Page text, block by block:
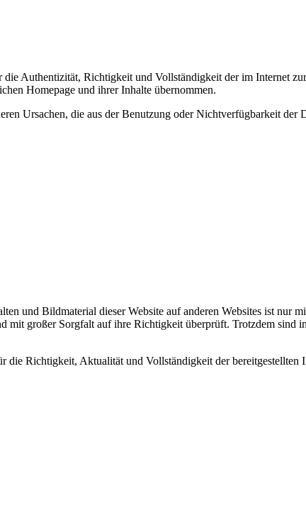
Authentizität, Richtigkeit und Vollständigkeit der im Internet
Homepage und ihrer Inhalte übernommen.
Ursachen, die aus der Benutzung oder Nichtverfügbarkeit der
und Bildmaterial dieser Website auf anderen Websites ist nur
mit großer Sorgfalt auf ihre Richtigkeit überprüft. Trotzdem sind
Richtigkeit, Aktualität und Vollständigkeit der